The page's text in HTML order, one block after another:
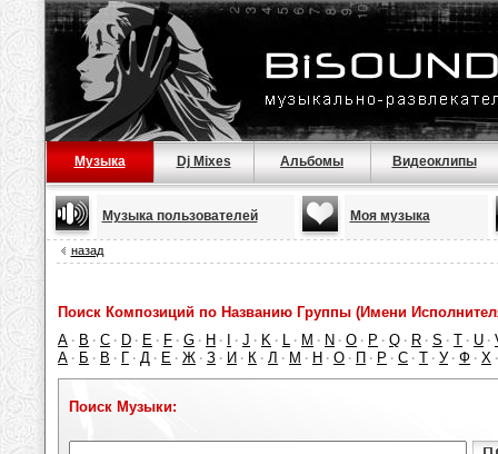
Музыка Dj Mixes Альбомы Видеоклипы
Музыка пользователей Моя музыка
назад
Поиск Композиций по Названию Группы (Имени
A · B · C · D · E · F · G · H · · J · K · L · M · N · O · P · Q · R · S · T · U ·
А · Б · В · Г · Д · Е · Ж · З · И · К · Л · М · Н · О · П · Р · С · Т · У · Ф · Х
Поиск Музыки: